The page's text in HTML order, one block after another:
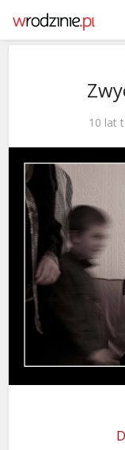
10 lat